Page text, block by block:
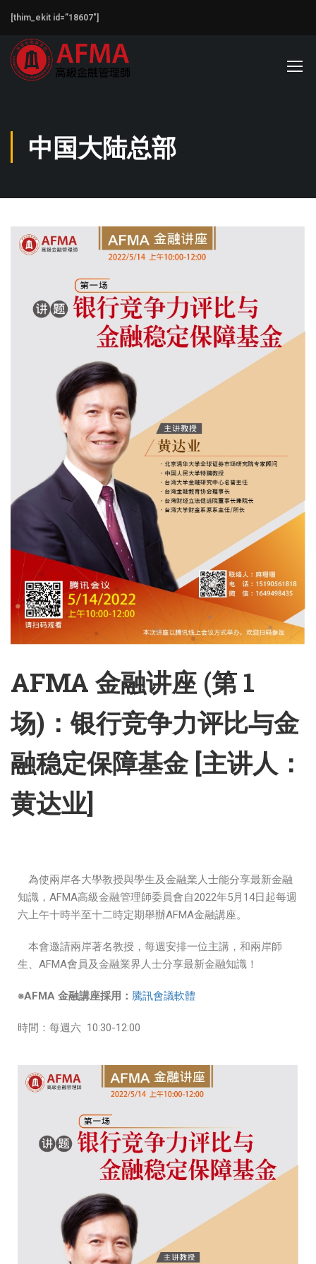
[thim_ekit id=”18607″]
中国大陆总部
AFMA 金融讲座 (第 1
场)：银行竞争力评比与金
融稳定保障基金 [主讲人：
黄达业]
為使兩岸各大學教授與學生及金融業人士能分享最新金融
知識，AFMA高級金融管理師委員會自2022年5月14日起每週
六上午十時半至十二時定期舉辦AFMA金融講座。
本會邀請兩岸著名教授，每週安排一位主講，和兩岸師
生、AFMA會員及金融業界人士分享最新金融知識！
※AFMA 金融講座採用： 騰訊會議軟體
時間：每週六 10:30-12:00